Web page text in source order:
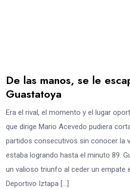
De las manos, se le
Guastatoya
Era el rival, el momento y el lugar
que dirige Mario Acevedo pudiera
partidos consecutivos sin conocer la
estaba logrando hasta el minuto 89.
un valioso triunfo al ceder un empate
Deportivo Iztapa […]